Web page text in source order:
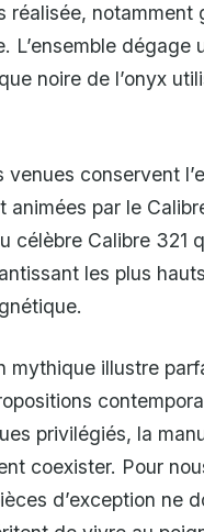
réalisée,
L’ensemble
noire de l’onyx
conservent
animées par le
célèbre Calibre
les plus
mythique illustre
privilégiés, la
coexister. Pour
d’exception ne